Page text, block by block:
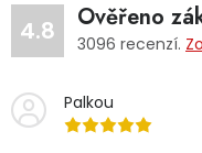
4.8 Ověřeno
3096 recenzí.
Palkou